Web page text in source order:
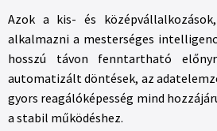
Azok a kis- és
alkalmazni a mesterséges
hosszú távon fenntartható
automatizált döntések, az
gyors reagálóképesség mind
a stabil működéshez.